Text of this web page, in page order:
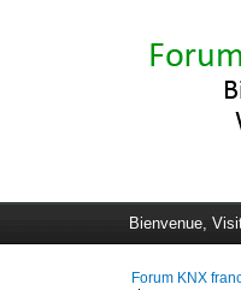
Bienvenue,
Forum KNX